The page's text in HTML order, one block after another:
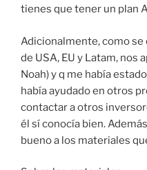
tienes que tener un plan
Adicionalmente, como
de USA, EU y Latam, nos
Noah) y q me había
había ayudado en otros
contactar a otros
él sí conocía bien.
bueno a los materiales